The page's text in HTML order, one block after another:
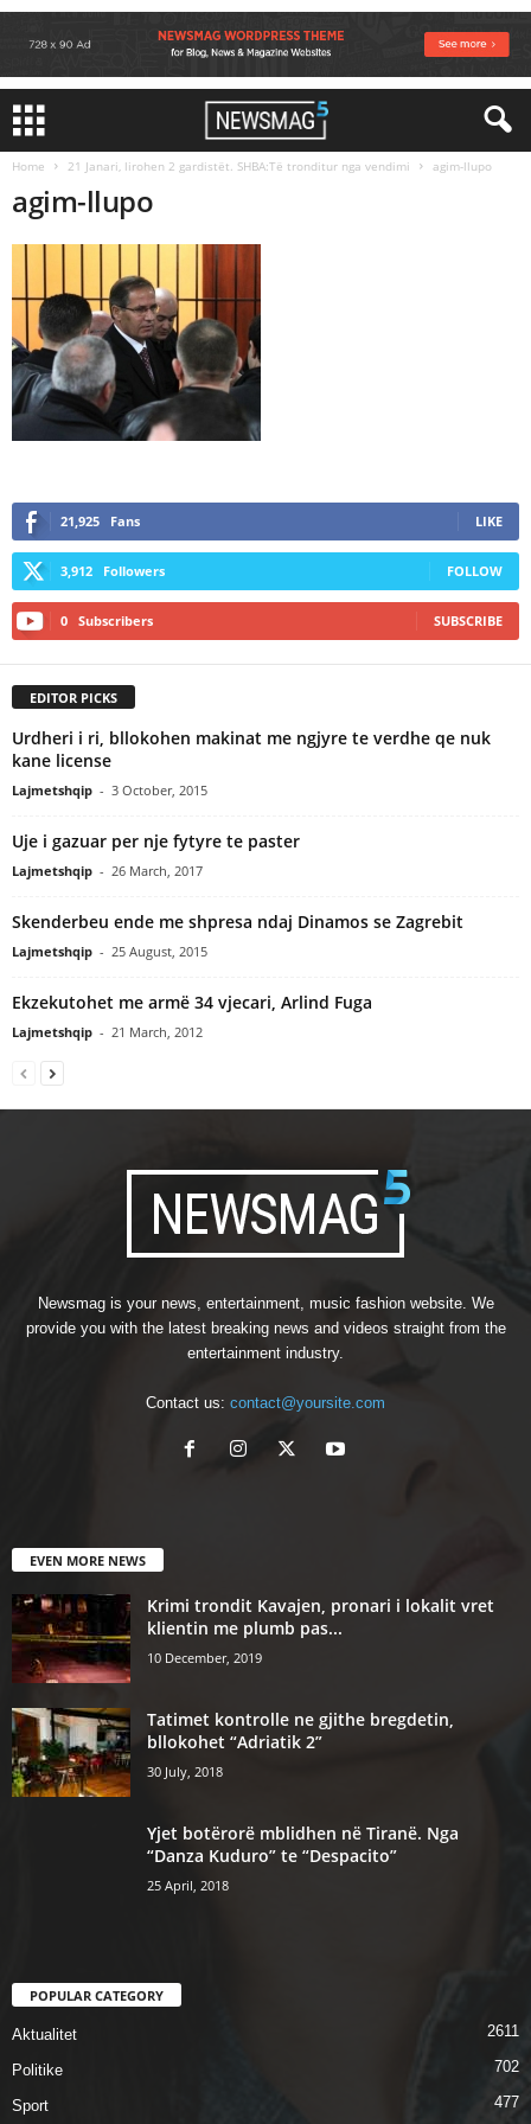
Home 21 Janari, lirohen 2 gardistët. SHBA:Të tronditur nga vendimi agim-llupo
agim-llupo
21,925 Fans LIKE
3,912 Followers FOLLOW
0 Subscribers SUBSCRIBE
EDITOR PICKS
Urdheri i ri, bllokohen makinat me ngjyre te verdhe qe nuk
kane license
Lajmetshqip - 3 October, 2015
Uje i gazuar per nje fytyre te paster
Lajmetshqip - 26 March, 2017
Skenderbeu ende me shpresa ndaj Dinamos se Zagrebit
Lajmetshqip - 25 August, 2015
Ekzekutohet me armë 34 vjecari, Arlind Fuga
Lajmetshqip - 21 March, 2012
Newsmag is your news, entertainment, music fashion website. We
provide you with the latest breaking news and videos straight from the
entertainment industry.
Contact us: contact@yoursite.com
EVEN MORE NEWS
Krimi trondit Kavajen, pronari i lokalit vret
klientin me plumb pas...
10 December, 2019
Tatimet kontrolle ne gjithe bregdetin,
bllokohet “Adriatik 2”
30 July, 2018
Yjet botërorë mblidhen në Tiranë. Nga
“Danza Kuduro” te “Despacito”
25 April, 2018
POPULAR CATEGORY
Aktualitet 2611
Politike 702
Sport 477